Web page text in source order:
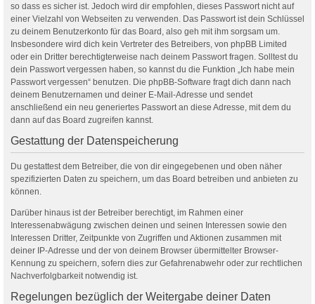
so dass es sicher ist. Jedoch wird dir empfohlen, dieses Passwort nicht auf
einer Vielzahl von Webseiten zu verwenden. Das Passwort ist dein Schlüssel
zu deinem Benutzerkonto für das Board, also geh mit ihm sorgsam um.
Insbesondere wird dich kein Vertreter des Betreibers, von phpBB Limited
oder ein Dritter berechtigterweise nach deinem Passwort fragen. Solltest du
dein Passwort vergessen haben, so kannst du die Funktion „Ich habe mein
Passwort vergessen“ benutzen. Die phpBB-Software fragt dich dann nach
deinem Benutzernamen und deiner E-Mail-Adresse und sendet
anschließend ein neu generiertes Passwort an diese Adresse, mit dem du
dann auf das Board zugreifen kannst.
Gestattung der Datenspeicherung
Du gestattest dem Betreiber, die von dir eingegebenen und oben näher
spezifizierten Daten zu speichern, um das Board betreiben und anbieten zu
können.
Darüber hinaus ist der Betreiber berechtigt, im Rahmen einer
Interessenabwägung zwischen deinen und seinen Interessen sowie den
Interessen Dritter, Zeitpunkte von Zugriffen und Aktionen zusammen mit
deiner IP-Adresse und der von deinem Browser übermittelter Browser-
Kennung zu speichern, sofern dies zur Gefahrenabwehr oder zur rechtlichen
Nachverfolgbarkeit notwendig ist.
Regelungen bezüglich der Weitergabe deiner Daten